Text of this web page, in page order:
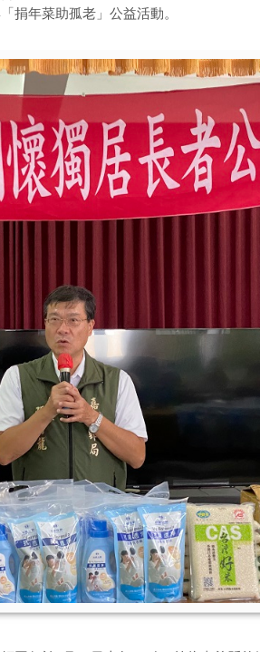
捐年菜助孤老」公益活動。